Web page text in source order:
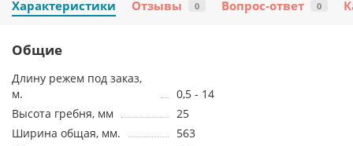
Характеристики Отзывы 0 Вопрос-ответ 0
Общие
Длину режем под заказ,
м.
0,5 - 14
Высота гребня, мм
25
Ширина общая, мм.
563